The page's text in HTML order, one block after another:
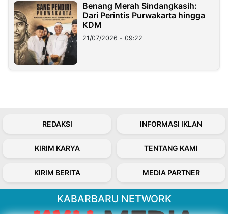
Benang Merah Sindangkasih:
Dari Perintis Purwakarta hingga
KDM
21/07/2026 - 09:22
REDAKSI INFORMASI IKLAN
KIRIM KARYA TENTANG KAMI
KIRIM BERITA MEDIA PARTNER
KABARBARU NETWORK